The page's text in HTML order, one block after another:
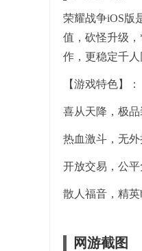
荣耀战争iOS版
值，砍怪升级
作，更稳定千人
【游戏特色】：
喜从天降，极
热血激斗，无
开放交易，公
散人福音，精英
网游截图